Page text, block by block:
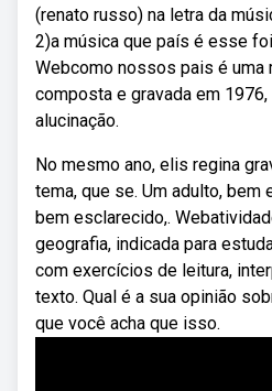
(renato russo) na letra da
2)a música que país é esse
Webcomo nossos pais é uma
composta e gravada em
alucinação.
No mesmo ano, elis regina
tema, que se. Um adulto, bem
bem esclarecido,.
geografia, indicada para
com exercícios de leitura,
texto. Qual é a sua opinião
que você acha que isso.